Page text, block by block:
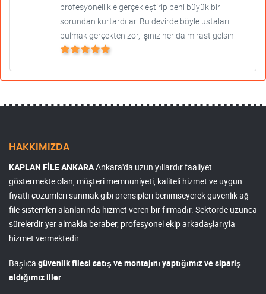
profesyonellikle gerçekleştirip beni büyük bir
sorundan kurtardılar. Bu devirde böyle ustaları
bulmak gerçekten zor, işiniz her daim rast gelsin
HAKKIMIZDA
KAPLAN FİLE ANKARAAnkara'da uzun yıllardır faaliyet
göstermekte olan, müşteri memnuniyeti, kaliteli hizmet ve uygun
fiyatlı çözümleri sunmak gibi prensipleri benimseyerek güvenlik ağ
file sistemleri alanlarında hizmet veren bir firmadır. Sektörde uzunca
sürelerdir yer almakla beraber, profesyonel ekip arkadaşlarıyla
hizmet vermektedir.
Başlıca güvenlik filesi satış ve montajını yaptığımız ve sipariş
aldığımız iller